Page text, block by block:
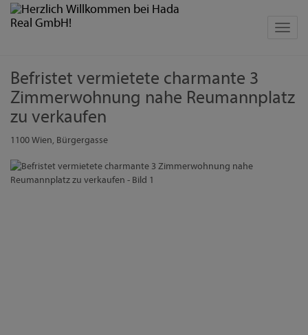
Befristet vermietete charmante 3
Zimmerwohnung nahe Reumannplatz
zu verkaufen
1100 Wien, Bürgergasse